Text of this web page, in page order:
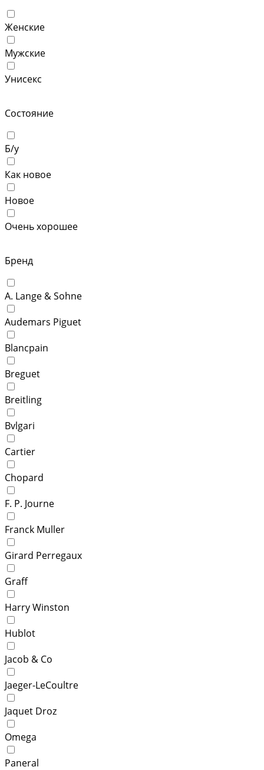
Женские
Мужские
Унисекс
Состояние
Б/у
Как новое
Новое
Очень хорошее
Бренд
A. Lange & Sohne
Audemars Piguet
Blancpain
Breguet
Breitling
Bvlgari
Cartier
Chopard
F. P. Journe
Franck Muller
Girard Perregaux
Graff
Harry Winston
Hublot
Jacob & Co
Jaeger-LeCoultre
Jaquet Droz
Omega
Paneral